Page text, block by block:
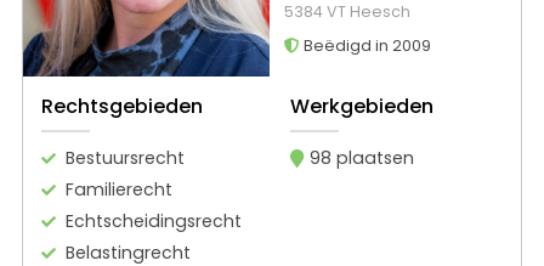
5384 VT Heesch
Beëdigd in 2009
Rechtsgebieden
Bestuursrecht
Familierecht
Echtscheidingsrecht
Belastingrecht
Werkgebieden
98 plaatsen